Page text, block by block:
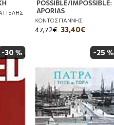
POSSIBLE/IMPOSSIBLE:
APORIAS
ΚΟΝΤΟΣ ΓΙΑΝΝΗΣ
33,40€
47,72€
-30 % -25 %